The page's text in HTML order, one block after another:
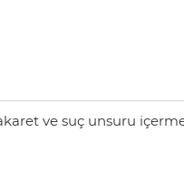
ve suç unsuru